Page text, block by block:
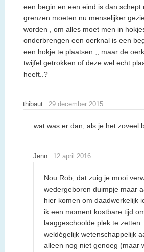
een begin en een eind is dan schept
grenzen moeten nu menselijker
worden , om alles moet men in
onderbrengen een oerknal is een
een hokje te plaatsen ,, maar de
twijfel getrokken of deze wel echt
heeft..?
thibaut 29 december 2015
wat was er dan, als je het zoveel
Jenn 12 april 2016
Nou Rob, dat zuig je mooi
wedergeboren duimpje maar
hier komen om daadwerkelijk
ik een moment kostbare tijd
laaggeschoolde plek te
weldégelijk wetenschappelijk
alleen nog niet genoeg (maar